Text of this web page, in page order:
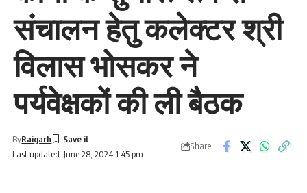
संचालन हेतु कलेक्टर श्री
विलास भोसकर ने
पर्यवेक्षकों की ली बैठक
Last updated: June 28, 2024 1:45 pm
ByRaigarh
Share